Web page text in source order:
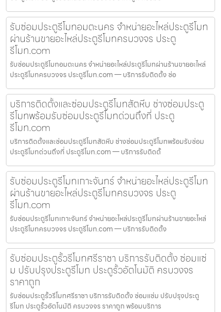
รับซ่อมประตูรีโมทอมตะนคร จำหน่ายอะไหล่ประตูรีโมท
ผ่านร้านขายอะไหล่ประตูรีโมทครบวงจร ประตู
รีโมท.com
รับซ่อมประตูรีโมทอมตะนคร จำหน่ายอะไหล่ประตูรีโมทผ่านร้านขายอะไหล่
ประตูรีโมทครบวงจร ประตูรีโมท.com — บริการรับติดตั้ง ซ่อ
บริการติดตั้งและซ่อมประตูรีโมทสัตหีบ ช่างซ่อมประตู
รีโมทพร้อมรับซ่อมประตูรีโมทด่วนถึงที่ ประตู
รีโมท.com
บริการติดตั้งและซ่อมประตูรีโมทสัตหีบ ช่างซ่อมประตูรีโมทพร้อมรับซ่อม
ประตูรีโมทด่วนถึงที่ ประตูรีโมท.com — บริการรับติดตั้
รับซ่อมประตูรีโมทเกาะจันทร์ จำหน่ายอะไหล่ประตูรีโมท
ผ่านร้านขายอะไหล่ประตูรีโมทครบวงจร ประตู
รีโมท.com
รับซ่อมประตูรีโมทเกาะจันทร์ จำหน่ายอะไหล่ประตูรีโมทผ่านร้านขายอะไหล่
ประตูรีโมทครบวงจร ประตูรีโมท.com — บริการรับติดตั้ง
รับซ่อมประตูรั้วรีโมทศรีราชา บริการรับติดตั้ง ซ่อมแซ่
ม ปรับปรุงประตูรีโมท ประตูรั้วอัตโนมัติ ครบวงจร
ราคาถูก
รับซ่อมประตูรั้วรีโมทศรีราชา บริการรับติดตั้ง ซ่อมแซ่ม ปรับปรุงประตู
รีโมท ประตูรั้วอัตโนมัติ ครบวงจร ราคาถูก พร้อมบริการ